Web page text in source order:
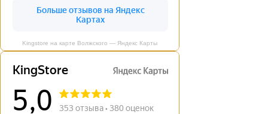
Kingstore на карте Волжского — Яндекс Карты
← →